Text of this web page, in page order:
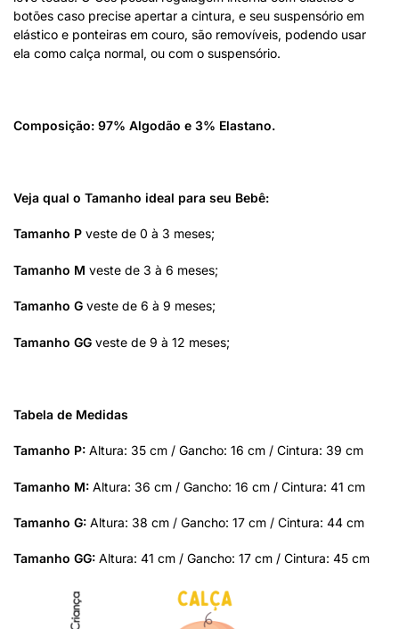
botões caso precise apertar a cintura, e seu suspensório em
elástico e ponteiras em couro, são removíveis, podendo usar
ela como calça normal, ou com o suspensório.
Composição: 97% Algodão e 3% Elastano.
Veja qual o Tamanho ideal para seu Bebê:
Tamanho P veste de 0 à 3 meses;
Tamanho M veste de 3 à 6 meses;
Tamanho G veste de 6 à 9 meses;
Tamanho GG veste de 9 à 12 meses;
Tabela de Medidas
Tamanho P: Altura: 35 cm / Gancho: 16 cm / Cintura: 39 cm
Tamanho M: Altura: 36 cm / Gancho: 16 cm / Cintura: 41 cm
Tamanho G: Altura: 38 cm / Gancho: 17 cm / Cintura: 44 cm
Tamanho GG: Altura: 41 cm / Gancho: 17 cm / Cintura: 45 cm